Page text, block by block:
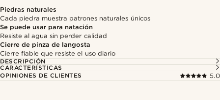
Piedras naturales
Cada piedra muestra patrones naturales únicos
Se puede usar para natación
Resiste al agua sin perder calidad
Cierre de pinza de langosta
Cierre fiable que resiste el uso diario
DESCRIPCIÓN
CARACTERÍSTICAS
OPINIONES DE CLIENTES
5.0